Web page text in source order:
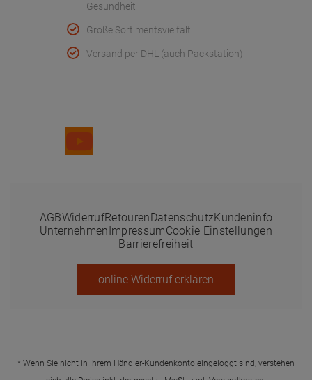
Gesundheit
Große Sortimentsvielfalt
Versand per DHL (auch Packstation)
AGBWiderrufRetouren DatenschutzKundeninfo
Unternehmen ImpressumCookie Einstellungen
Barrierefreiheit
online Widerruf erklären
* Wenn Sie nicht in Ihrem Händler-Kundenkonto eingeloggt sind, verstehen